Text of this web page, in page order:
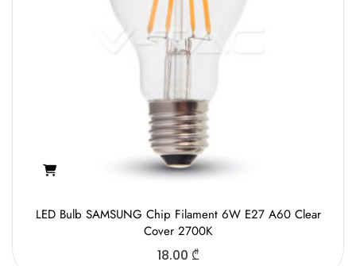
LED Bulb SAMSUNG Chip Filament 6W E27 A60 Clear
Cover 2700K
18.00 ₾